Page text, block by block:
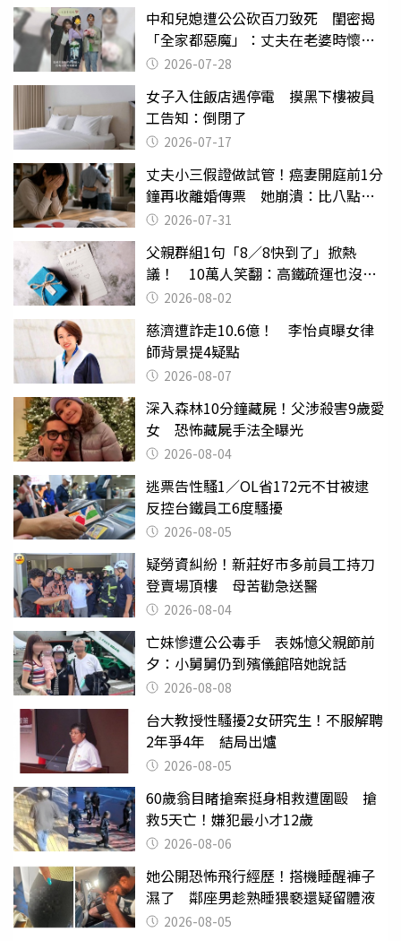
中和兒媳遭公公砍百刀致死 閨密揭
「全家都惡魔」：丈夫在老婆時懷孕
摔東西
2026-07-28
女子入住飯店遇停電 摸黑下樓被員
工告知：倒閉了
2026-07-17
丈夫小三假證做試管！癌妻開庭前1分
鐘再收離婚傳票 她崩潰：比八點檔
還扯2026-07-31
父親群組1句「8／8快到了」掀熱
議！ 10萬人笑翻：高鐵疏運也沒列
父親節
2026-08-02
慈濟遭詐走10.6億！ 李怡貞曝女律
師背景提4疑點
2026-08-07
深入森林10分鐘藏屍！父涉殺害9歲愛
女 恐怖藏屍手法全曝光
2026-08-04
逃票告性騷1／OL省172元不甘被逮
反控台鐵員工6度騷擾
2026-08-05
疑勞資糾紛！新莊好市多前員工持刀
登賣場頂樓 母苦勸急送醫
2026-08-04
亡妹慘遭公公毒手 表姊憶父親節前
夕：小舅舅仍到殯儀館陪她說話
2026-08-08
台大教授性騷擾2女研究生！不服解聘
2年爭4年 結局出爐
2026-08-05
60歲翁目睹搶案挺身相救遭圍毆 搶
救5天亡！嫌犯最小才12歲
2026-08-06
她公開恐怖飛行經歷！搭機睡醒褲子
濕了 鄰座男趁熟睡猥褻還疑留體液
2026-08-05